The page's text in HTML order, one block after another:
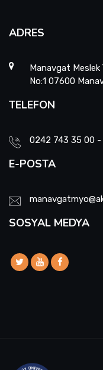
ADRES
Manavgat Meslek
No:1 07600
TELEFON
0242 743 35 00
E-POSTA
SOSYAL MEDYA